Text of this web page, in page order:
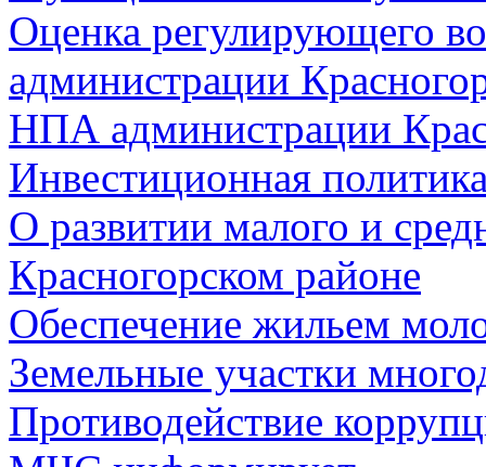
Оценка регулирующего
администрации
НПА администрации
Инвестиционная
О развитии малого и
Красногорском районе
Обеспечение жильем
Земельные участки
Противодействие